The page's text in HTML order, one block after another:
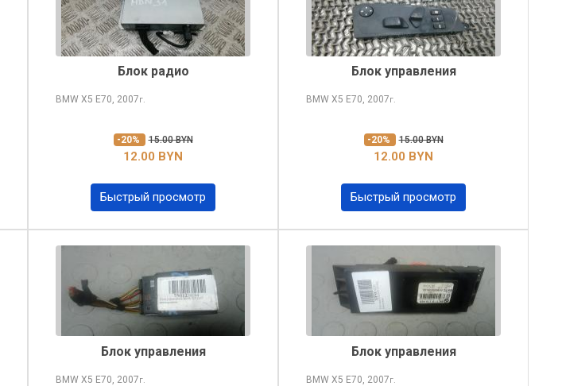
Блок радио
BMW X5 E70, 2007г.
-20% 15.00 BYN
12.00 BYN
Быстрый просмотр
Блок управления
BMW X5 E70, 2007г.
-20% 15.00 BYN
12.00 BYN
Быстрый просмотр
Блок управления
BMW X5 E70, 2007г.
Блок управления
BMW X5 E70, 2007г.